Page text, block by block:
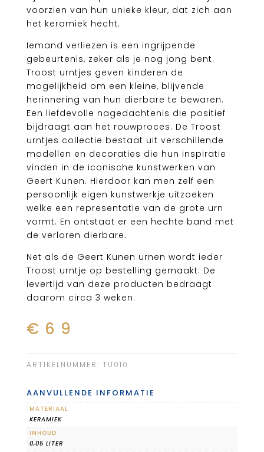
voorzien van hun unieke kleur, dat zich aan
het keramiek hecht.
Iemand verliezen is een ingrijpende
gebeurtenis, zeker als je nog jong bent.
Troost urntjes geven kinderen de
mogelijkheid om een kleine, blijvende
herinnering van hun dierbare te bewaren.
Een liefdevolle nagedachtenis die positief
bijdraagt aan het rouwproces. De Troost
urntjes collectie bestaat uit verschillende
modellen en decoraties die hun inspiratie
vinden in de iconische kunstwerken van
Geert Kunen. Hierdoor kan men zelf een
persoonlijk eigen kunstwerkje uitzoeken
welke een representatie van de grote urn
vormt. En ontstaat er een hechte band met
de verloren dierbare.
Net als de Geert Kunen urnen wordt ieder
Troost urntje op bestelling gemaakt. De
levertijd van deze producten bedraagt
daarom circa 3 weken.
€ 69
ARTIKELNUMMER: TU010
AANVULLENDE INFORMATIE
MATERIAAL
KERAMIEK
INHOUD
0,05 LITER